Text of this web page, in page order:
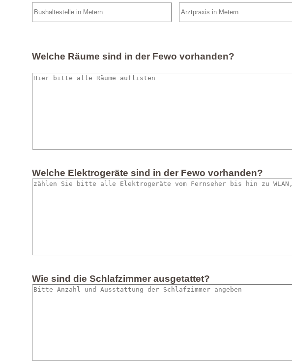
Welche Räume sind in der Fewo vorhanden?
Welche Elektrogeräte sind in der Fewo vorhanden?
Wie sind die Schlafzimmer ausgetattet?